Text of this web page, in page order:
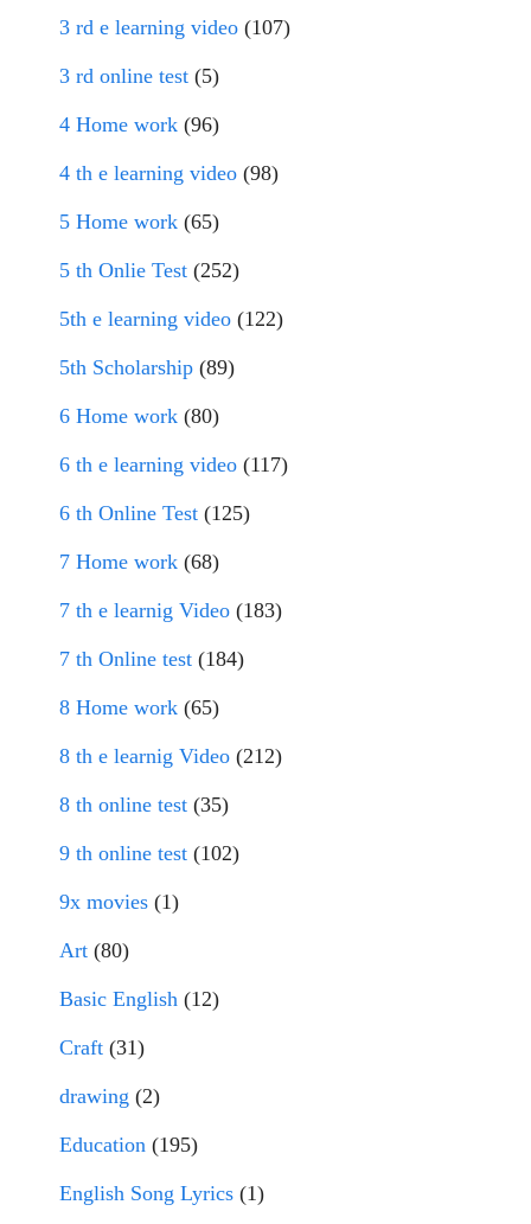
3 rd e learning video (107)
3 rd online test (5)
4 Home work (96)
4 th e learning video (98)
5 Home work (65)
5 th Onlie Test (252)
5th e learning video (122)
5th Scholarship (89)
6 Home work (80)
6 th e learning video (117)
6 th Online Test (125)
7 Home work (68)
7 th e learnig Video (183)
7 th Online test (184)
8 Home work (65)
8 th e learnig Video (212)
8 th online test (35)
9 th online test (102)
9x movies (1)
Art (80)
Basic English (12)
Craft (31)
drawing (2)
Education (195)
English Song Lyrics (1)